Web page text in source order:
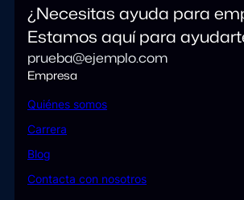
¿Necesitas ayuda para
Estamos aquí para
prueba@ejemplo.com
Empresa
Quiénes somos
Carrera
Blog
Contacta con nosotros